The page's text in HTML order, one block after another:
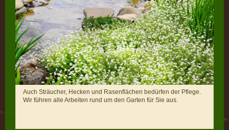
Auch Sträucher, Hecken und Rasenflächen bedürfen der Pflege.
Wir führen alle Arbeiten rund um den Garten für Sie aus.